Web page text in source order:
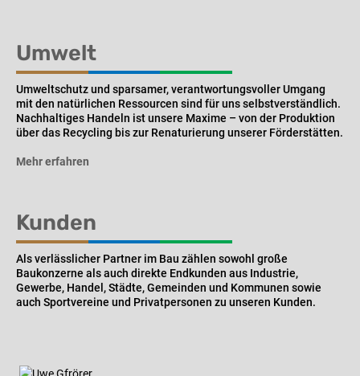
Umwelt
Umweltschutz und sparsamer, verantwortungsvoller Umgang
mit den natürlichen Ressourcen sind für uns selbstverständlich.
Nachhaltiges Handeln ist unsere Maxime – von der Produktion
über das Recycling bis zur Renaturierung unserer Förderstätten.
Mehr erfahren
Kunden
Als verlässlicher Partner im Bau zählen sowohl große
Baukonzerne als auch direkte Endkunden aus Industrie,
Gewerbe, Handel, Städte, Gemeinden und Kommunen sowie
auch Sportvereine und Privatpersonen zu unseren Kunden.